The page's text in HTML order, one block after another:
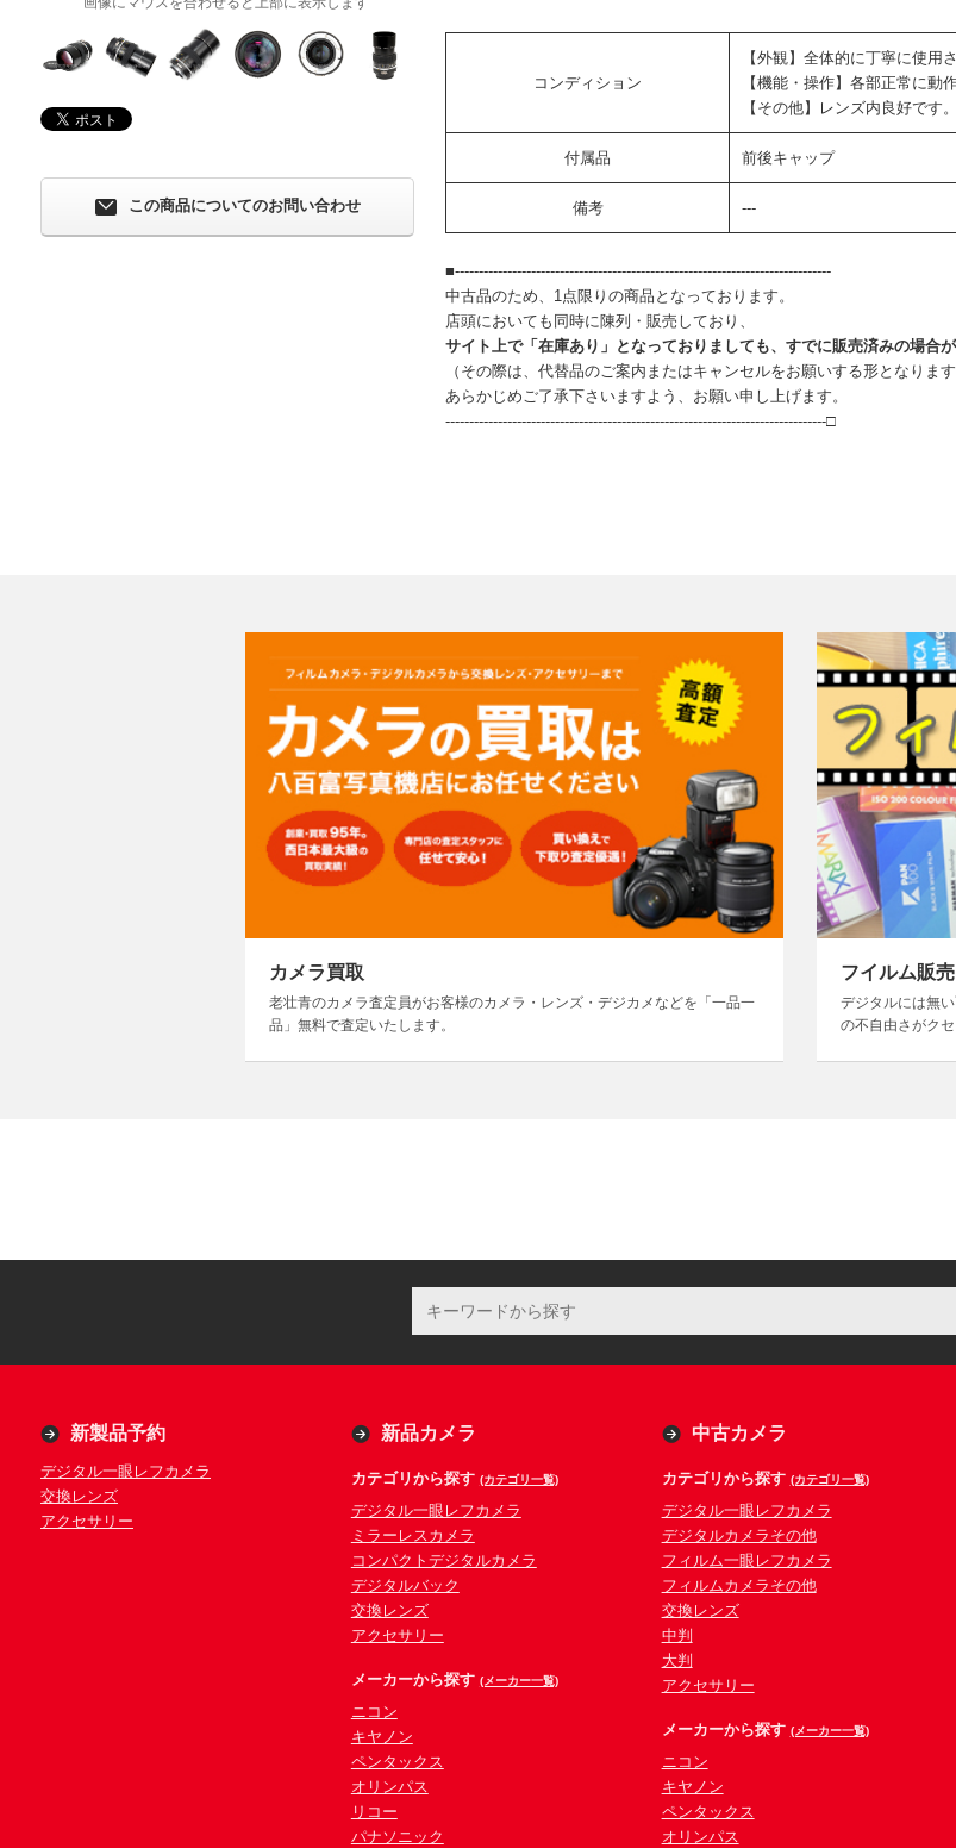
コンディション
【外観】全体的に丁寧に使用
【機能・操作】各部正常に動
【その他】レンズ内良好です。
付属品 前後キャップ
備考 ---
■-------------------------------------------------------------------------------
中古品のため、1点限りの商品となっております。
店頭においても同時に陳列・販売しており、
サイト上で「在庫あり」となっておりましても、すでに販売済みの場合が
（その際は、代替品のご案内またはキャンセルをお願いする形となります
あらかじめご了承下さいますよう、お願い申し上げます。
--------------------------------------------------------------------------------□
この商品についてのお問い合わせ
カメラ買取
老壮青のカメラ査定員がお客様のカメラ・レンズ・デジカメなどを「一品一
品」無料で査定いたします。
フイルム販売
デジタルには無
の不自由さがクセ
新製品予約
デジタル一眼レフカメラ
交換レンズ
アクセサリー
新品カメラ
カテゴリから探す (カテゴリ一覧)
デジタル一眼レフカメラ
ミラーレスカメラ
コンパクトデジタルカメラ
デジタルバック
交換レンズ
アクセサリー
メーカーから探す (メーカー一覧)
ニコン
キヤノン
ペンタックス
オリンパス
リコー
パナソニック
中古カメラ
カテゴリから探す (カテゴリ一覧)
デジタル一眼レフカメラ
デジタルカメラその他
フィルム一眼レフカメラ
フィルムカメラその他
交換レンズ
中判
大判
アクセサリー
メーカーから探す (メーカー一覧)
ニコン
キヤノン
ペンタックス
オリンパス